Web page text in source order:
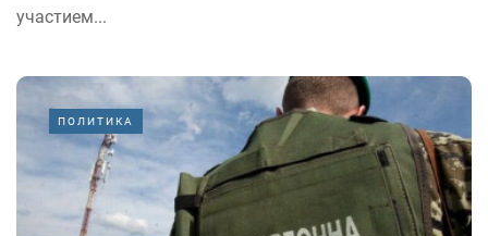
участием...
ПОЛИТИКА